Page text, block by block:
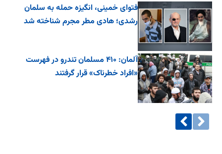
فتوای خمینی، انگیزه حمله به سلمان
رشدی؛ هادی مطر مجرم شناخته شد
آلمان: ۴۱۰ مسلمان تندرو در فهرست
«افراد خطرناک» قرار گرفتند